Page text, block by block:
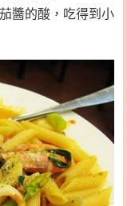
醬的酸，吃得到小